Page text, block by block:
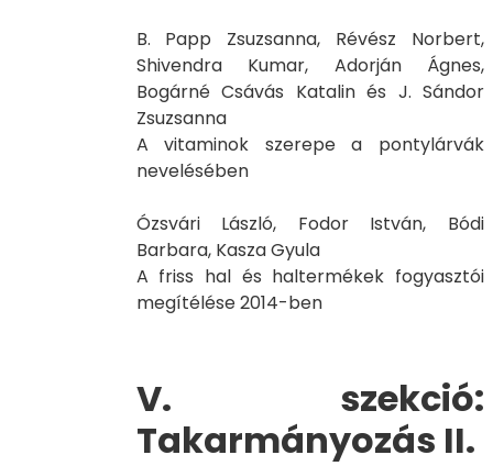
B. Papp Zsuzsanna, Révész Norbert,
Shivendra Kumar, Adorján Ágnes,
Bogárné Csávás Katalin és J. Sándor
Zsuzsanna
A vitaminok szerepe a pontylárvák
nevelésében
Ózsvári László, Fodor István, Bódi
Barbara, Kasza Gyula
A friss hal és haltermékek fogyasztói
megítélése 2014-ben
V. szekció:
Takarmányozás II.